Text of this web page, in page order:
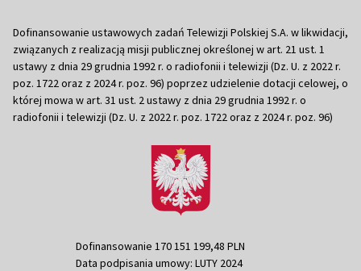
Dofinansowanie ustawowych zadań Telewizji Polskiej S.A. w likwidacji,
związanych z realizacją misji publicznej określonej w art. 21 ust. 1
ustawy z dnia 29 grudnia 1992 r. o radiofonii i telewizji (Dz. U. z 2022 r.
poz. 1722 oraz z 2024 r. poz. 96) poprzez udzielenie dotacji celowej, o
której mowa w art. 31 ust. 2 ustawy z dnia 29 grudnia 1992 r. o
radiofonii i telewizji (Dz. U. z 2022 r. poz. 1722 oraz z 2024 r. poz. 96)
Dofinansowanie 170 151 199,48 PLN
Data podpisania umowy: LUTY 2024